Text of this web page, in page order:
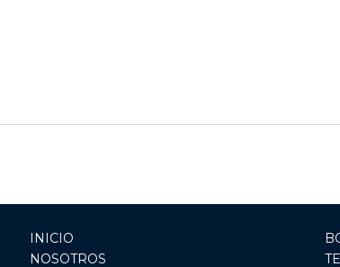
INICIO
NOSOTROS